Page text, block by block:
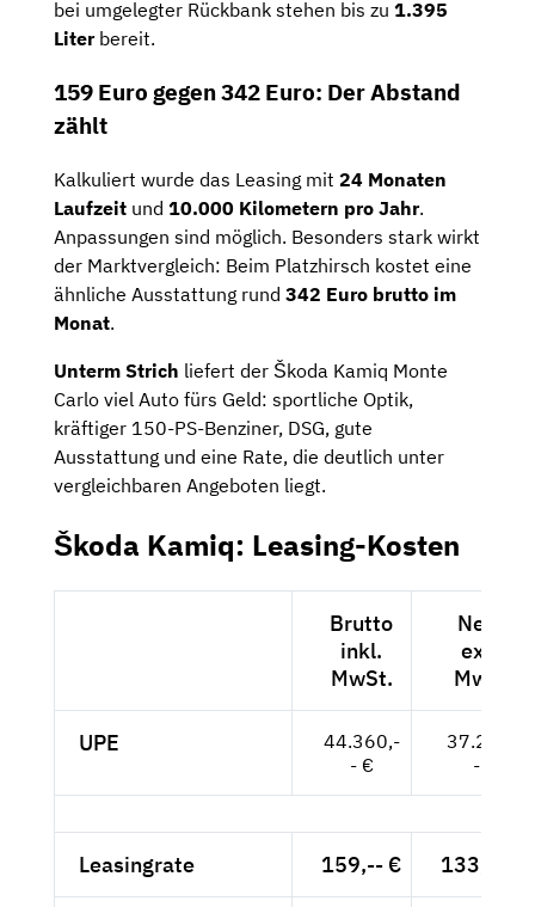
bei umgelegter Rückbank stehen bis zu 1.395
Literbereit.
159 Euro gegen 342 Euro: Der Abstand
zählt
Kalkuliert wurde das Leasing mit 24 Monaten
Laufzeit und 10.000 Kilometern pro Jahr.
Anpassungen sind möglich. Besonders stark wirkt
der Marktvergleich: Beim Platzhirsch kostet eine
ähnliche Ausstattung rund 342 Euro brutto im
Monat.
Unterm Strich liefert der Škoda Kamiq Monte
Carlo viel Auto fürs Geld: sportliche Optik,
kräftiger 150-PS-Benziner, DSG, gute
Ausstattung und eine Rate, die deutlich unter
vergleichbaren Angeboten liegt.
Škoda Kamiq: Leasing-Kosten
Brutto
inkl.
MwSt.
Netto
exkl.
MwSt.
UPE
44.360,-
- €
37.277,-
- €
Leasingrate 159,-- € 133,61 €